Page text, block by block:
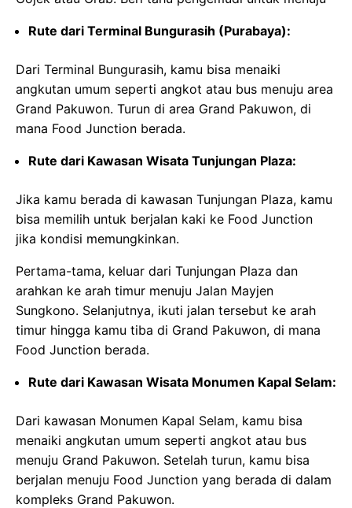
Rute dari Terminal Bungurasih (Purabaya):
Dari Terminal Bungurasih, kamu bisa menaiki
angkutan umum seperti angkot atau bus menuju area
Grand Pakuwon. Turun di area Grand Pakuwon, di
mana Food Junction berada.
Rute dari Kawasan Wisata Tunjungan Plaza:
Jika kamu berada di kawasan Tunjungan Plaza, kamu
bisa memilih untuk berjalan kaki ke Food Junction
jika kondisi memungkinkan.
Pertama-tama, keluar dari Tunjungan Plaza dan
arahkan ke arah timur menuju Jalan Mayjen
Sungkono. Selanjutnya, ikuti jalan tersebut ke arah
timur hingga kamu tiba di Grand Pakuwon, di mana
Food Junction berada.
Rute dari Kawasan Wisata Monumen Kapal Selam:
Dari kawasan Monumen Kapal Selam, kamu bisa
menaiki angkutan umum seperti angkot atau bus
menuju Grand Pakuwon. Setelah turun, kamu bisa
berjalan menuju Food Junction yang berada di dalam
kompleks Grand Pakuwon.